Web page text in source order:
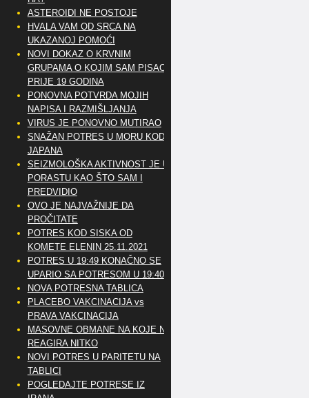
ASTEROIDI NE POSTOJE
HVALA VAM OD SRCA NA
UKAZANOJ POMOĆI
NOVI DOKAZ O KRVNIM
GRUPAMA O KOJIM SAM PISAO
PRIJE 19 GODINA
PONOVNA POTVRDA MOJIH
NAPISA I RAZMIŠLJANJA
VIRUS JE PONOVNO MUTIRAO
SNAŽAN POTRES U MORU KOD
JAPANA
SEIZMOLOŠKA AKTIVNOST JE U
PORASTU KAO ŠTO SAM I
PREDVIDIO
OVO JE NAJVAŽNIJE DA
PROČITATE
POTRES KOD SISKA OD
KOMETE ELENIN 25.11.2021
POTRES U 19:49 KONAČNO SE
UPARIO SA POTRESOM U 19:40
NOVA POTRESNA TABLICA
PLACEBO VAKCINACIJA vs
PRAVA VAKCINACIJA
MASOVNE OBMANE NA KOJE NE
REAGIRA NITKO
NOVI POTRES U PARITETU NA
TABLICI
POGLEDAJTE POTRESE IZ